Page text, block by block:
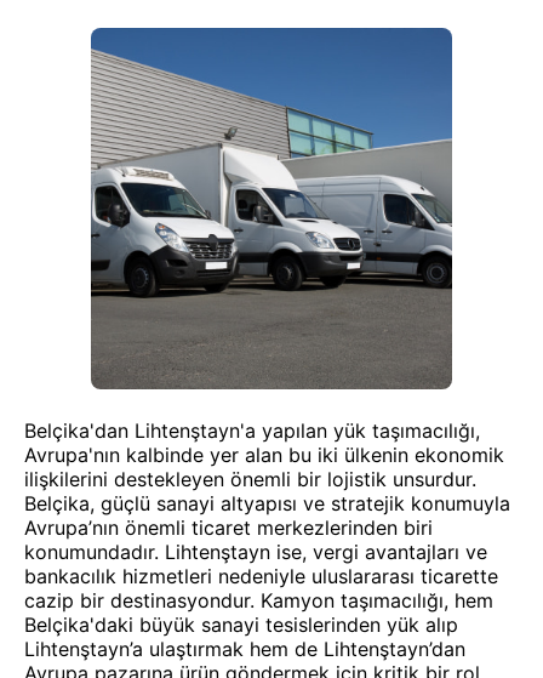
Belçika'dan Lihtenştayn'a yapılan yük taşımacılığı,
Avrupa'nın kalbinde yer alan bu iki ülkenin ekonomik
ilişkilerini destekleyen önemli bir lojistik unsurdur.
Belçika, güçlü sanayi altyapısı ve stratejik konumuyla
Avrupa’nın önemli ticaret merkezlerinden biri
konumundadır. Lihtenştayn ise, vergi avantajları ve
bankacılık hizmetleri nedeniyle uluslararası ticarette
cazip bir destinasyondur. Kamyon taşımacılığı, hem
Belçika'daki büyük sanayi tesislerinden yük alıp
Lihtenştayn’a ulaştırmak hem de Lihtenştayn’dan
Avrupa pazarına ürün göndermek için kritik bir rol